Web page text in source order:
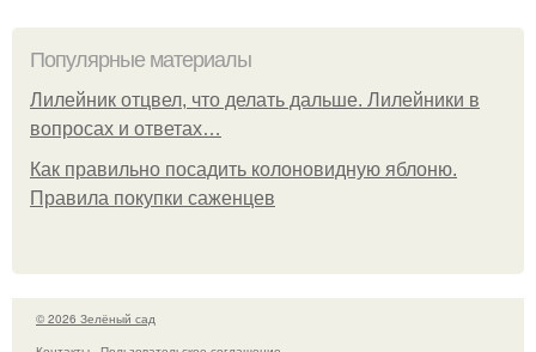
Популярные материалы
Лилейник отцвел, что делать дальше. Лилейники в
вопросах и ответах…
Как правильно посадить колоновидную яблоню.
Правила покупки саженцев
© 2026 Зелёный сад